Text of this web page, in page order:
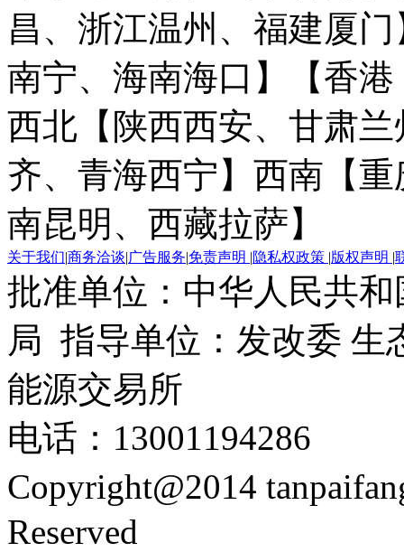
昌、浙江温州、福建厦门
南宁、海南海口】
【香
西北【陕西西安、甘肃
齐、青海西宁】 西南【
南昆明、西藏拉萨】
关于我们|商务洽谈|广告服务|免责声明 |隐私权政策 |版权声明 |
批准单位：中华人民共
局 指导单位：发改委 生
能源交易所
电话：13001194286
Copyright@2014
Reserved